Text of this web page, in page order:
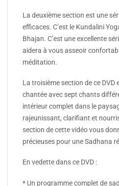
La deuxième section est une
efficaces. C’est le Kundalini
Bhajan. C’est une excellente
aidera à vous asseoir
méditation.
La troisième section de ce DVD
chantée avec sept chants
intérieur complet dans le
rajeunissant, clarifiant et
section de cette vidéo vous
précieuses pour une Sadhana
En vedette dans ce DVD :
* Un programme complet de